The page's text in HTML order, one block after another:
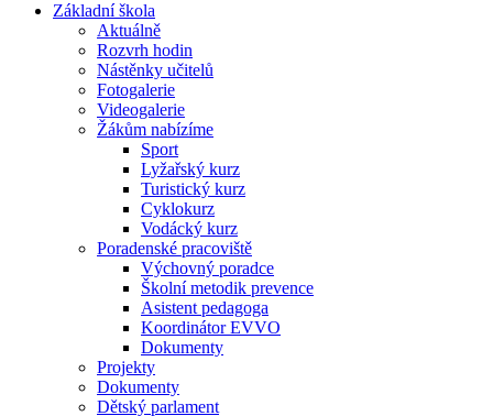
Základní škola
Aktuálně
Rozvrh hodin
Nástěnky učitelů
Fotogalerie
Videogalerie
Žákům nabízíme
Sport
Lyžařský kurz
Turistický kurz
Cyklokurz
Vodácký kurz
Poradenské pracoviště
Výchovný poradce
Školní metodik prevence
Asistent pedagoga
Koordinátor EVVO
Dokumenty
Projekty
Dokumenty
Dětský parlament